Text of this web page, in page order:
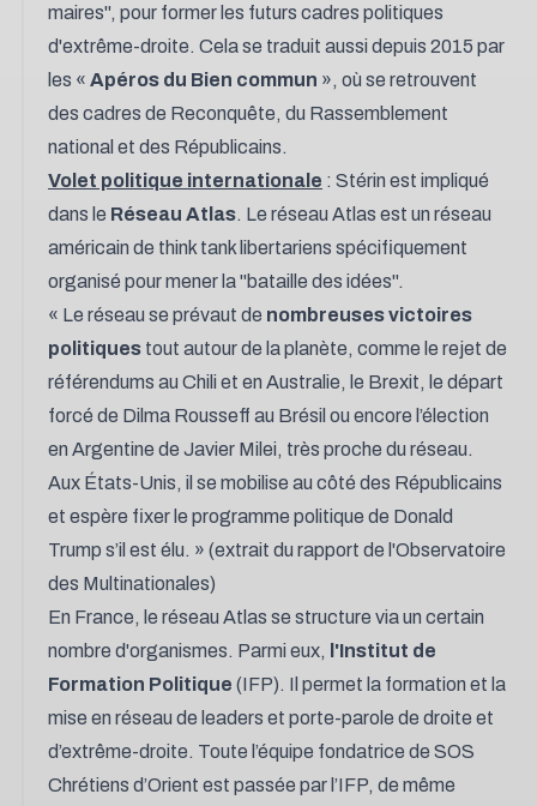
maires", pour former les futurs cadres politiques
d'extrême-droite. Cela se traduit aussi depuis 2015 par
les « Apéros du Bien commun », où se retrouvent
des cadres de Reconquête, du Rassemblement
national et des Républicains.
Volet politique internationale : Stérin est impliqué
dans le Réseau Atlas. Le réseau Atlas est un réseau
américain de think tank libertariens spécifiquement
organisé pour mener la "bataille des idées".
« Le réseau se prévaut de nombreuses victoires
politiques tout autour de la planète, comme le rejet de
référendums au Chili et en Australie, le Brexit, le départ
forcé de Dilma Rousseff au Brésil ou encore l’élection
en Argentine de Javier Milei, très proche du réseau.
Aux États-Unis, il se mobilise au côté des Républicains
et espère fixer le programme politique de Donald
Trump s’il est élu. » (extrait du rapport de l'Observatoire
des Multinationales)
En France, le réseau Atlas se structure via un certain
nombre d'organismes. Parmi eux, l'Institut de
Formation Politique (IFP). Il permet la formation et la
mise en réseau de leaders et porte-parole de droite et
d’extrême-droite. Toute l’équipe fondatrice de SOS
Chrétiens d’Orient est passée par l’IFP, de même